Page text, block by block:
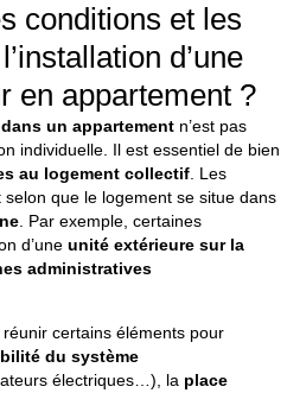
conditions et les
d’une
en appartement ?
un appartement n’est pas
individuelle. Il est essentiel de bien
au logement collectif . Les
que le logement se situe dans
. Par exemple, certaines
d’une unité extérieure sur la
administratives
certains éléments pour
du système
électriques…), la place